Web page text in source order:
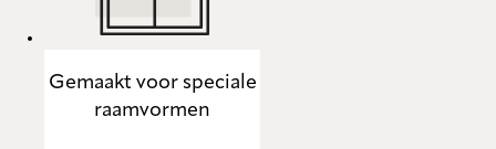
Gemaakt voor speciale
raamvormen